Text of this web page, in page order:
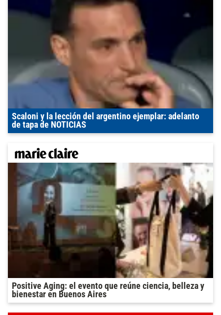
Scaloni y la lección del argentino ejemplar: adelanto
de tapa de NOTICIAS
Positive Aging: el evento que reúne ciencia, belleza y
bienestar en Buenos Aires